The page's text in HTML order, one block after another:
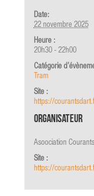
Date:
22 novembre 2025
Heure :
20h30 - 22h00
Catégorie
Tram
Site :
https://
Organisateur
Asoociation
Site :
https://